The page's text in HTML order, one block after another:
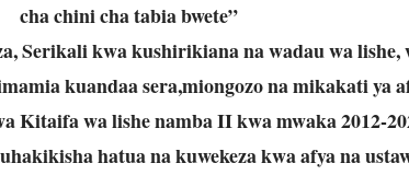
cha chini cha tabia bwete”
Serikali kwa kushirikiana na wadau wa lishe,
kuandaa sera,miongozo na mikakati ya
Kitaifa wa lishe namba II kwa mwaka 2012-
hatua na kuwekeza kwa afya na